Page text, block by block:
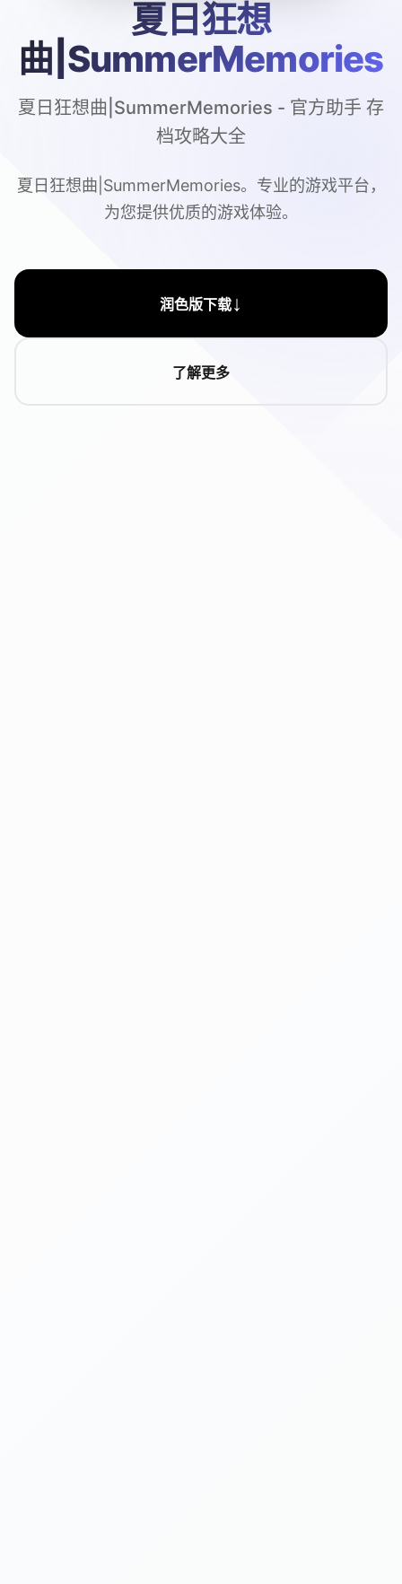
夏日狂想
曲|SummerMemories
夏日狂想曲|SummerMemories - 官方助手 存
档攻略大全
夏日狂想曲|SummerMemories。专业的游戏平台，
为您提供优质的游戏体验。
润色版下载↓
了解更多